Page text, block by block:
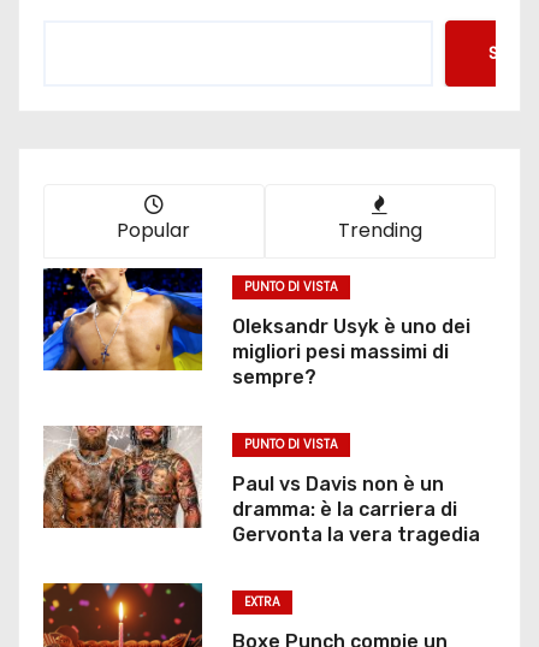
o
n
e
d
e
g
l
i
a
Popular Trending
PUNTO DI VISTA
Oleksandr Usyk è uno dei
migliori pesi massimi di
sempre?
PUNTO DI VISTA
Paul vs Davis non è un
dramma: è la carriera di
Gervonta la vera tragedia
EXTRA
Boxe Punch compie un